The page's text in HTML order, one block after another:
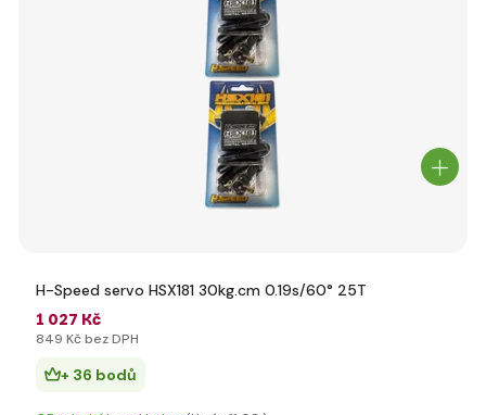
H-Speed servo HSX181 30kg.cm 0.19s/60° 25T
1 027 Kč
849 Kč bez DPH
+ 36 bodů